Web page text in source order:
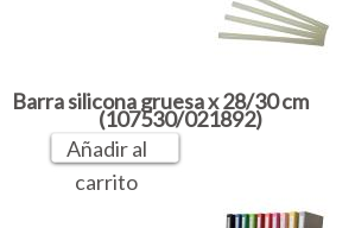
Barra silicona gruesa x 28/30 cm
(107530/021892)
Añadir al
carrito